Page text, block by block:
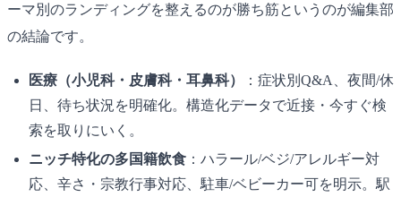
ーマ別のランディングを整えるのが勝ち筋というのが編集部
の結論です。
医療（小児科・皮膚科・耳鼻科）
：症状別Q&A、夜間/休
日、待ち状況を明確化。構造化データで近接・今すぐ検
索を取りにいく。
ニッチ特化の多国籍飲食 ：ハラール/ベジ/アレルギー対
応、辛さ・宗教行事対応、駐車/ベビーカー可を明示。駅